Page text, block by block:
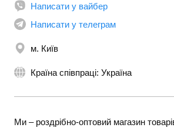
Написати у вайбер
Написати у телеграм
м. Київ
Країна співпраці: Україна
Ми – роздрібно-оптовий магазин